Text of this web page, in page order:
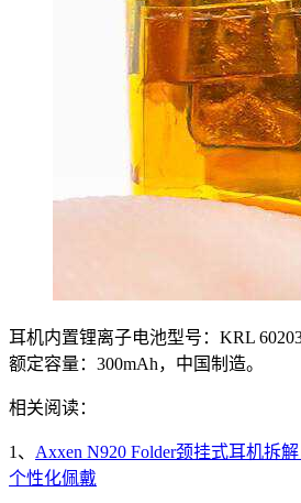
耳机内置锂离子电池型号：KRL
额定容量：300mAh，中国制造。
相关阅读：
1、 Axxen N920 Folder颈挂式耳机拆
个性化佩戴